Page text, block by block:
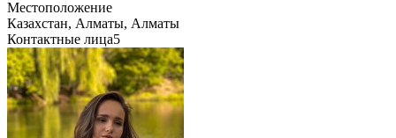
Местоположение
Казахстан, Алматы, Алматы
Контактные лица5